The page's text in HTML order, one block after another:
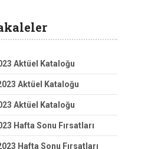
Aktüel Kataloğu
Aktüel Kataloğu
Aktüel Kataloğu
Hafta Sonu Fırsatları
Hafta Sonu Fırsatları